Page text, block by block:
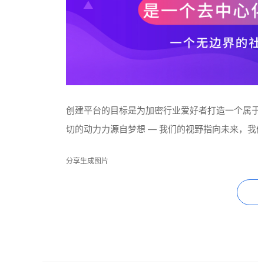
创建平台的目标是为加密行业爱好者打造一个
切的动力力源自梦想 — 我们的视野指向未来，我
分享生成图片